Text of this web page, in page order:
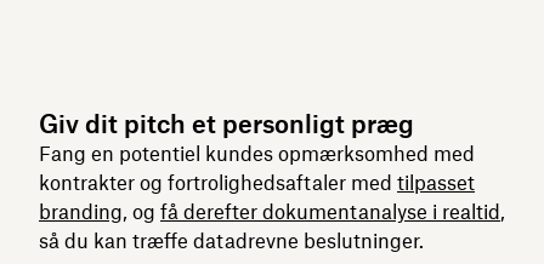
Giv dit pitch et personligt præg
Fang en potentiel kundes opmærksomhed med
kontrakter og fortrolighedsaftaler med tilpasset
branding, og få derefter dokumentanalyse i realtid ,
så du kan træffe datadrevne beslutninger.